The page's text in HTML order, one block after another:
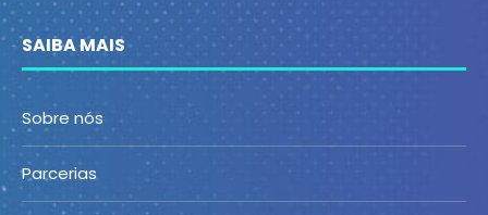
SAIBA MAIS
Sobre nós
Parcerias